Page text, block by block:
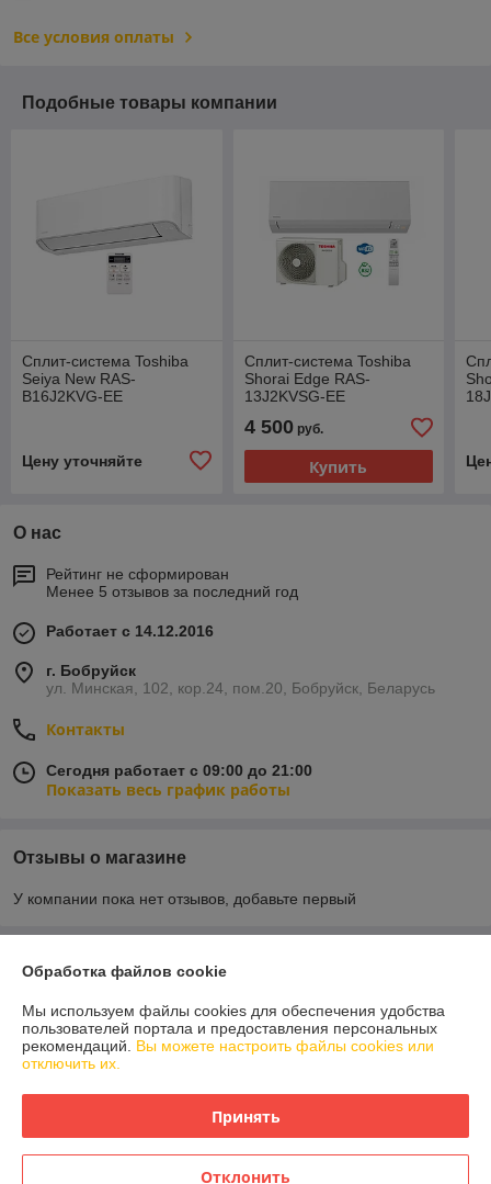
Все условия оплаты
Подобные товары компании
Сплит-система Toshiba
Seiya New RAS-
B16J2KVG-EE
Цену уточняйте
Сплит-система Toshiba
Shorai Edge RAS-
13J2KVSG-EE
4 500руб.
Купить
О нас
Рейтинг не сформирован
Менее 5 отзывов за последний год
Работает с 14.12.2016
г. Бобруйск
ул. Минская, 102, кор.24, пом.20, Бобруйск, Беларусь
Контакты
Сегодня работает с 09:00 до 21:00
Показать весь график работы
Отзывы о магазине
У компании пока нет отзывов, добавьте первый
О нас
Контакты
Доставка и оплата
Обработка файлов cookie
Мы используем файлы cookies для обеспечения удобства
пользователей портала и предоставления персональных
рекомендаций. Вы можете настроить файлы cookies или
отключить их.
Принять
Отклонить